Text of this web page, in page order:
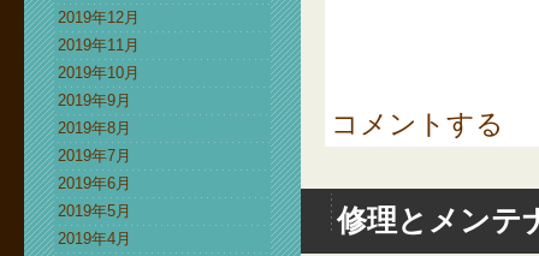
2019年12月
2019年11月
2019年10月
2019年9月
2019年8月
2019年7月
2019年6月
2019年5月
2019年4月
コメントする
修理とメンテ